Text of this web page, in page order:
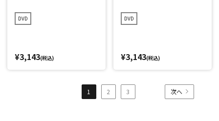
旅 プレミアム完全版
DVD
¥3,143(税込)
奈良の旅 プレミアム完全
版
DVD
¥3,143(税込)
1 2 3 次へ